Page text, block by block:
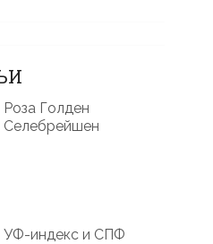
Роза Голден
Селебрейшен
УФ-индекс и СПФ